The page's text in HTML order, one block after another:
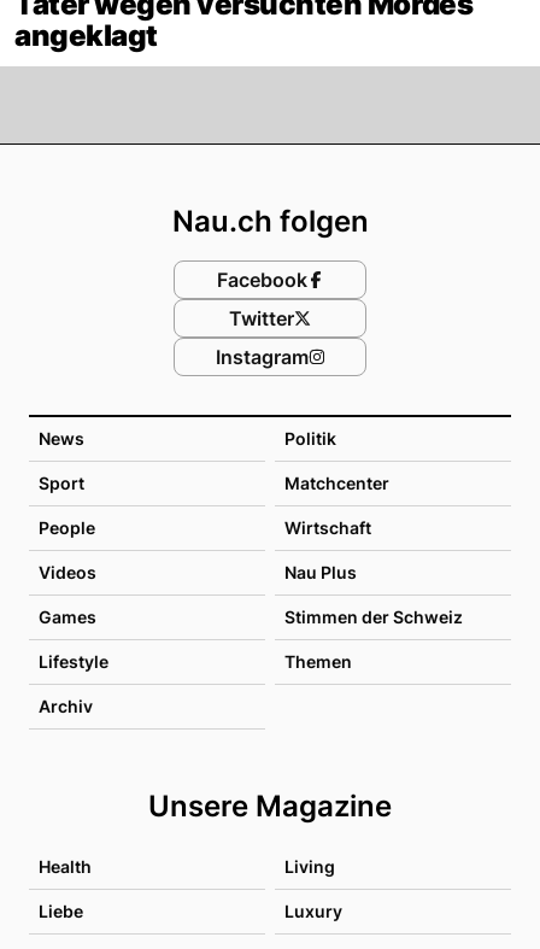
angeklagt
News Politik
Sport Matchcenter
People Wirtschaft
Videos Nau Plus
Games Stimmen der Schweiz
Lifestyle Themen
Archiv
Unsere Magazine
Health Living
Liebe Luxury
Nau.ch folgen
Facebook
Twitter
Instagram